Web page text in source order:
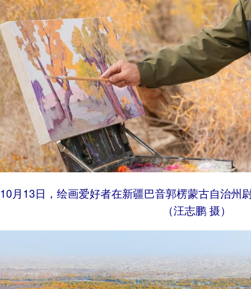
10月13日，绘画爱好者在新疆巴音郭楞蒙古自治州
（汪志鹏 摄）